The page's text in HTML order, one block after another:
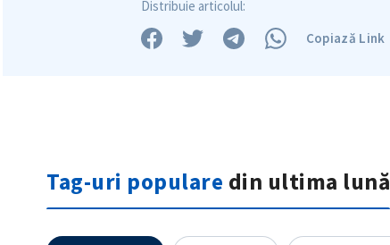
Distribuie articolul:
Copiază Link
Tag-uri populare din ultima lună